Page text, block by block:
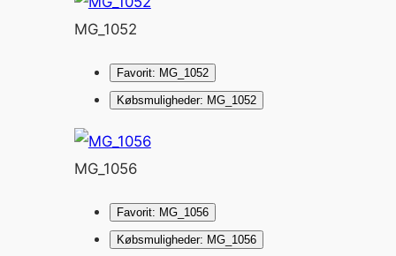
MG_1052
Favorit: MG_1052
Købsmuligheder: MG_1052
MG_1056
Favorit: MG_1056
Købsmuligheder: MG_1056